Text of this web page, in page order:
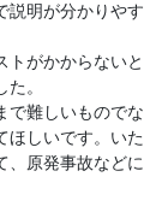
説明が分かりやす
トがかからないと
。
で難しいものでな
ほしいです。いた
、原発事故などに